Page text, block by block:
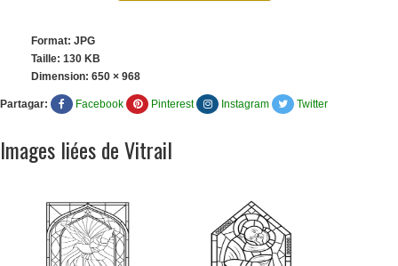
Format: JPG
Taille: 130 KB
Dimension: 650 × 968
Partagar: Facebook Pinterest Instagram Twitter
Images liées de Vitrail